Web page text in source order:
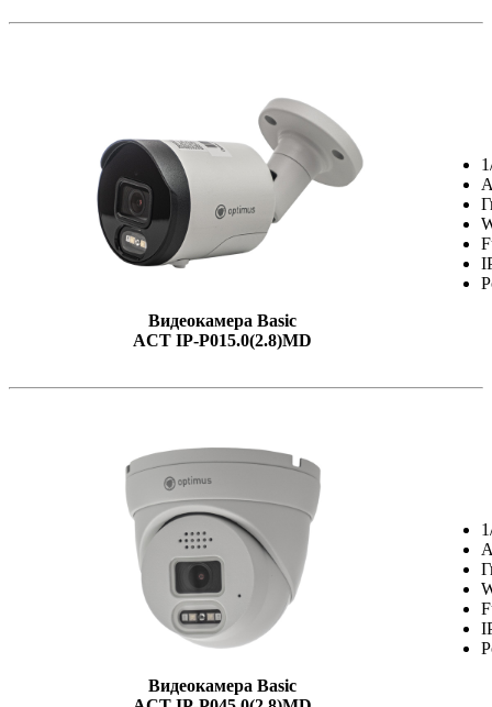
Видеокамера Basic
ACT IP-P015.0(2.8)MD
Видеокамера Basic